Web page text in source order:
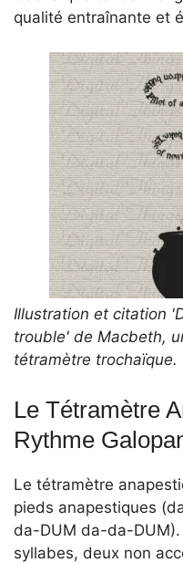
qualité entraînante et
Illustration et citation
trouble' de Macbeth,
tétramètre trochaïque.
Le Tétramètre
Rythme
Le tétramètre
pieds anapestiques
da-DUM da-da-
syllabes, deux non